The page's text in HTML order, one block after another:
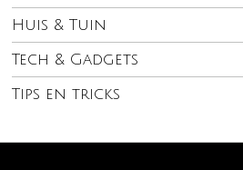
Huis & Tuin
Tech & Gadgets
Tips en tricks